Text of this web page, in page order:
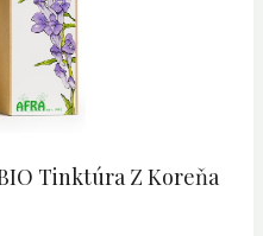
Tinktúra Z Koreňa